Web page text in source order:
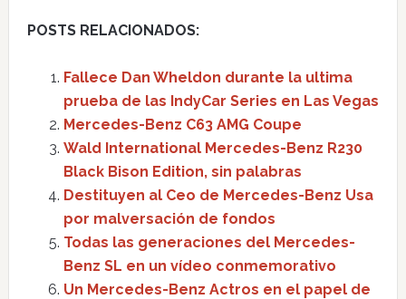
POSTS RELACIONADOS:
Fallece Dan Wheldon durante la ultima
prueba de las IndyCar Series en Las Vegas
Mercedes-Benz C63 AMG Coupe
Wald International Mercedes-Benz R230
Black Bison Edition, sin palabras
Destituyen al Ceo de Mercedes-Benz Usa
por malversación de fondos
Todas las generaciones del Mercedes-
Benz SL en un vídeo conmemorativo
Un Mercedes-Benz Actros en el papel de